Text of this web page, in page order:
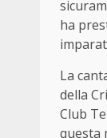
ha
La
della
Club
questa